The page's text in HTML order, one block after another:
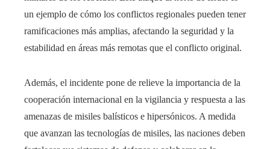
un ejemplo de cómo los conflictos regionales pueden tener
ramificaciones más amplias, afectando la seguridad y la
estabilidad en áreas más remotas que el conflicto original.
Además, el incidente pone de relieve la importancia de la
cooperación internacional en la vigilancia y respuesta a las
amenazas de misiles balísticos e hipersónicos. A medida
que avanzan las tecnologías de misiles, las naciones deben